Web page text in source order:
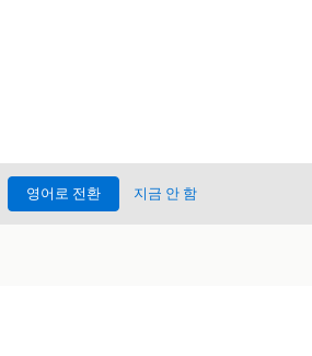
영어로 전환 지금 안 함